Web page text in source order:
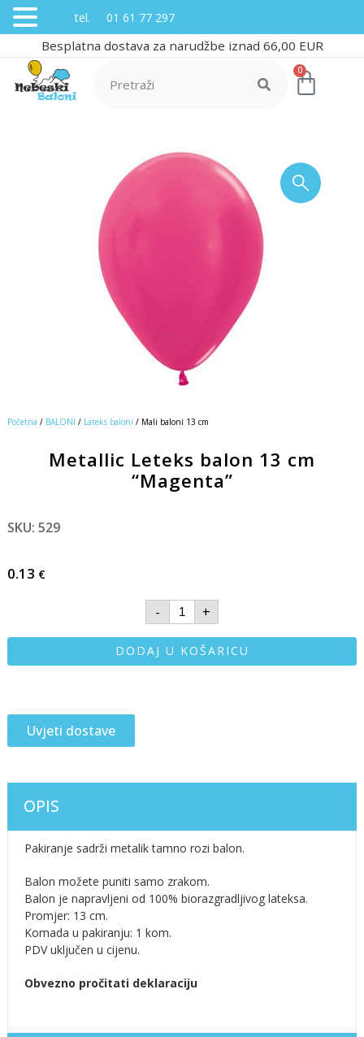
Besplatna dostava za narudžbe iznad 66,00 EUR
0
Početna / BALONI / Lateks baloni / Mali baloni 13 cm
Metallic Leteks balon 13 cm
“Magenta”
SKU: 529
0.13 €
- +
DODAJ U KOŠARICU
Uvjeti dostave
OPIS
Pakiranje sadrži metalik tamno rozi balon.
Balon možete puniti samo zrakom.
Balon je napravljeni od 100% biorazgradljivog lateksa.
Promjer: 13 cm.
Komada u pakiranju: 1 kom.
PDV uključen u cijenu.
Obvezno pročitati deklaraciju
tel. 01 61 77 297